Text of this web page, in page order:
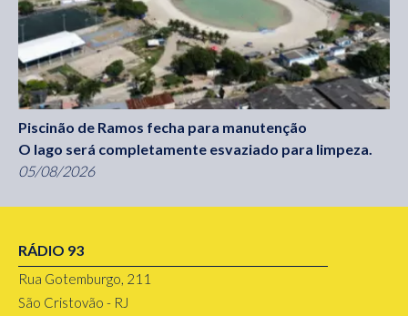
Piscinão de Ramos fecha para manutenção
O lago será completamente esvaziado para limpeza.
05/08/2026
RÁDIO 93
Rua Gotemburgo, 211
São Cristovão - RJ